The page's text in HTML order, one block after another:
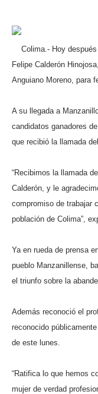
Colima.- Hoy
Felipe Calderón
Anguiano Moreno, para
A su llegada a
candidatos ganadores
que recibió la llamada
“Recibimos la llamada
Calderón, y le
compromiso de trabajar
población de Colima”,
Ya en rueda de prensa
pueblo Manzanillense,
el triunfo sobre la
Además reconoció el
reconocido
de este lunes.
“Ratifica lo que hemos
mujer de verdad